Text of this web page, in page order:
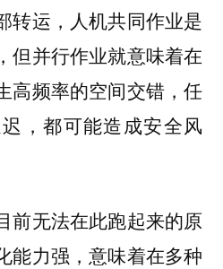
转运，人机共同作业是
但并行作业就意味着在
高频率的空间交错，任
，都可能造成安全风
前无法在此跑起来的原
能力强，意味着在多种